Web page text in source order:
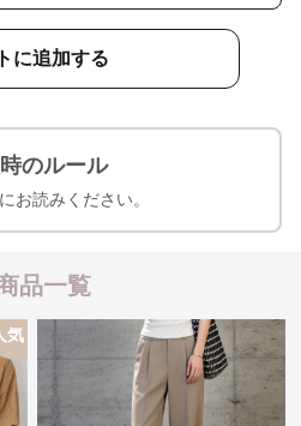
に追加する
のルール
お読みください。
品一覧
気